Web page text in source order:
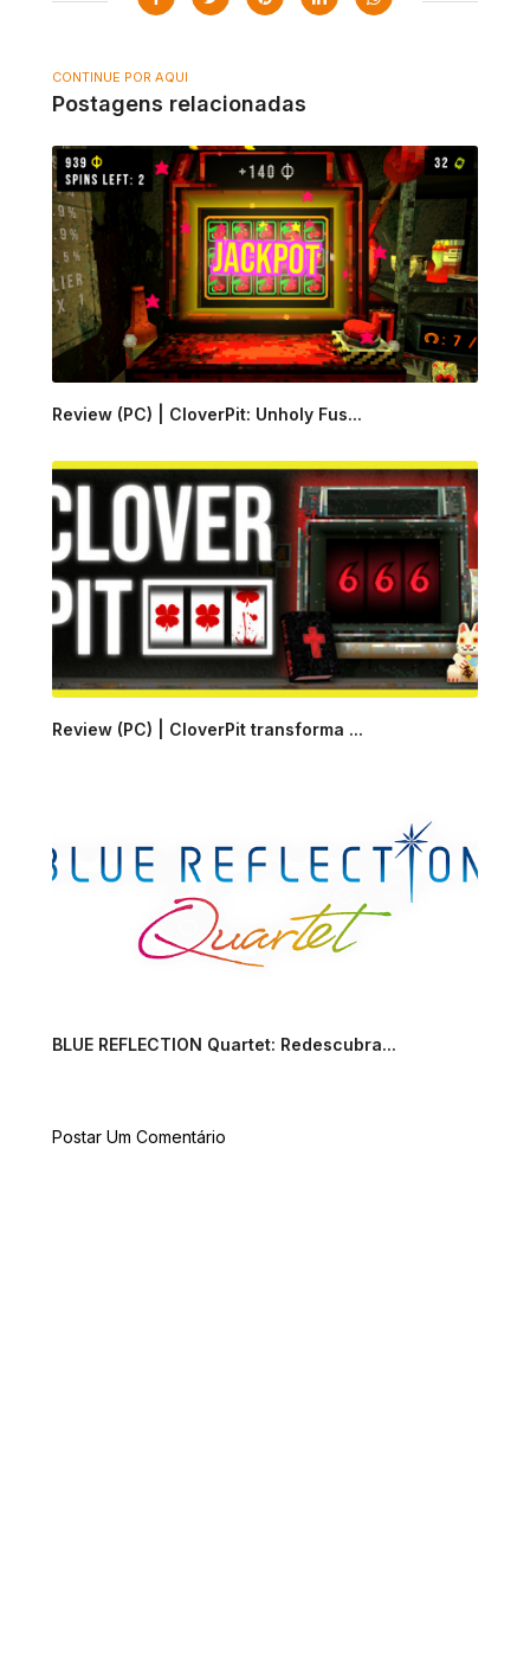
CONTINUE POR AQUI
Postagens relacionadas
Review (PC) | CloverPit: Unholy Fus...
Review (PC) | CloverPit transforma ...
BLUE REFLECTION Quartet: Redescubra...
Postar Um Comentário